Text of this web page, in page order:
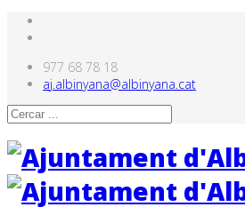
977 68 78 18
aj.albinyana@albinyana.cat